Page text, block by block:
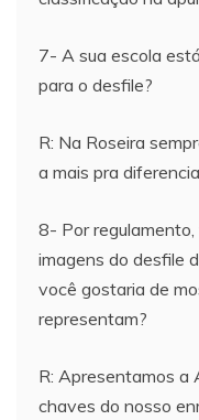
7- A sua escola
para o desfile?
R: Na Roseira
a mais pra
8- Por
imagens do desfile
você gostaria de
representam?
R: Apresentamos a
chaves do nosso